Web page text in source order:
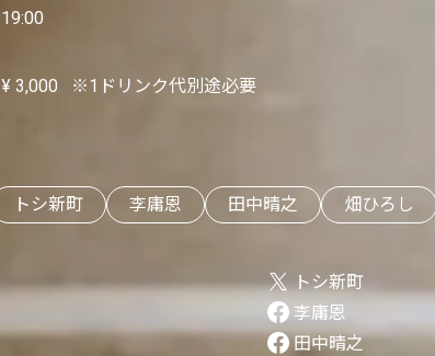
19:00
¥ 3,000 ※1ドリンク代別途必要
トシ新町 李庸恩 田中晴之 畑ひろし
トシ新町
李庸恩
田中晴之